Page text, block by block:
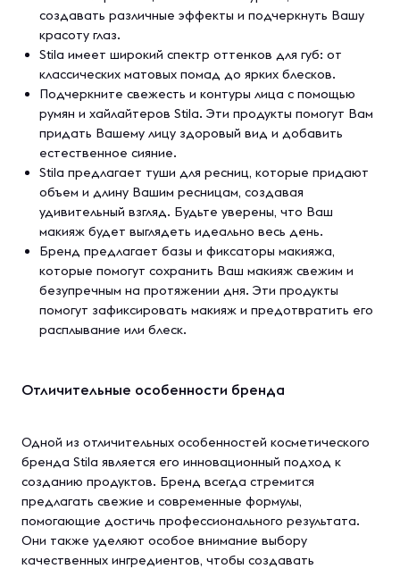
создавать различные эффекты и подчеркнуть Вашу
красоту глаз.
Stila имеет широкий спектр оттенков для губ: от
классических матовых помад до ярких блесков.
Подчеркните свежесть и контуры лица с помощью
румян и хайлайтеров Stila. Эти продукты помогут Вам
придать Вашему лицу здоровый вид и добавить
естественное сияние.
Stila предлагает туши для ресниц, которые придают
объем и длину Вашим ресницам, создавая
удивительный взгляд. Будьте уверены, что Ваш
макияж будет выглядеть идеально весь день.
Бренд предлагает базы и фиксаторы макияжа,
которые помогут сохранить Ваш макияж свежим и
безупречным на протяжении дня. Эти продукты
помогут зафиксировать макияж и предотвратить его
расплывание или блеск.
Отличительные особенности бренда
Одной из отличительных особенностей косметического
бренда Stila является его инновационный подход к
созданию продуктов. Бренд всегда стремится
предлагать свежие и современные формулы,
помогающие достичь профессионального результата.
Они также уделяют особое внимание выбору
качественных ингредиентов, чтобы создавать